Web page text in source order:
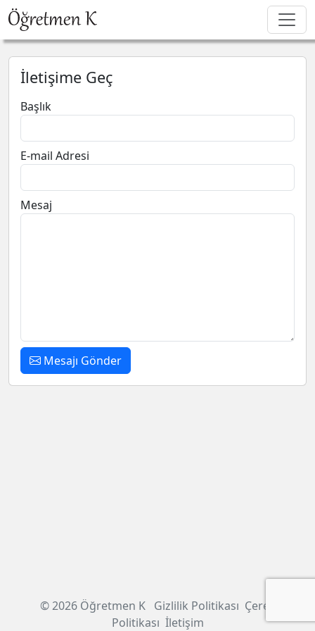
İletişime Geç
Başlık
E-mail Adresi
Mesaj
Mesajı Gönder
© 2026 Öğretmen K Gizlilik Politikası Çerez
Politikası İletişim